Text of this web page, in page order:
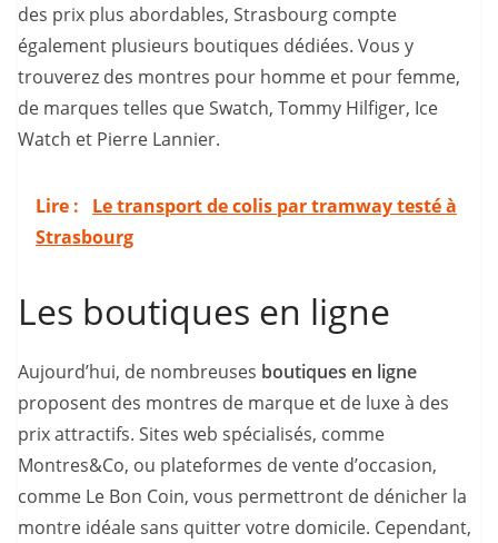
des prix plus abordables, Strasbourg compte
également plusieurs boutiques dédiées. Vous y
trouverez des montres pour homme et pour femme,
de marques telles que Swatch, Tommy Hilfiger, Ice
Watch et Pierre Lannier.
Lire :
Le transport de colis par tramway testé à
Strasbourg
Les boutiques en ligne
Aujourd’hui, de nombreuses boutiques en ligne
proposent des montres de marque et de luxe à des
prix attractifs. Sites web spécialisés, comme
Montres&Co, ou plateformes de vente d’occasion,
comme Le Bon Coin, vous permettront de dénicher la
montre idéale sans quitter votre domicile. Cependant,